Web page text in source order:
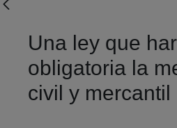
Una ley que
obligatoria la
civil y mercantil